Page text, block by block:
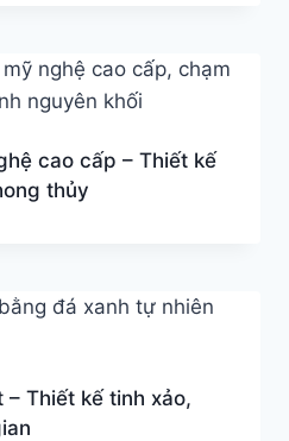
cao cấp – Thiết kế
thủy
Thiết kế tinh xảo,